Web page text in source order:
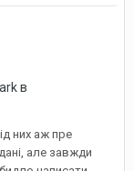
в
них аж пре
але завжди